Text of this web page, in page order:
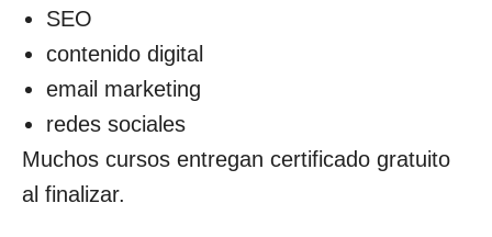
SEO
contenido digital
email marketing
redes sociales
Muchos cursos entregan certificado gratuito
al finalizar.